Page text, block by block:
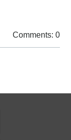
Comments: 0